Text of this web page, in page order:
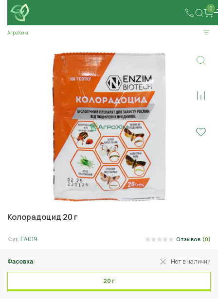
0
АгроХим
Колорадоцид 20 г
Код: ЕА019 Отзывов (0)
Фасовка: Нет в наличии
20 г